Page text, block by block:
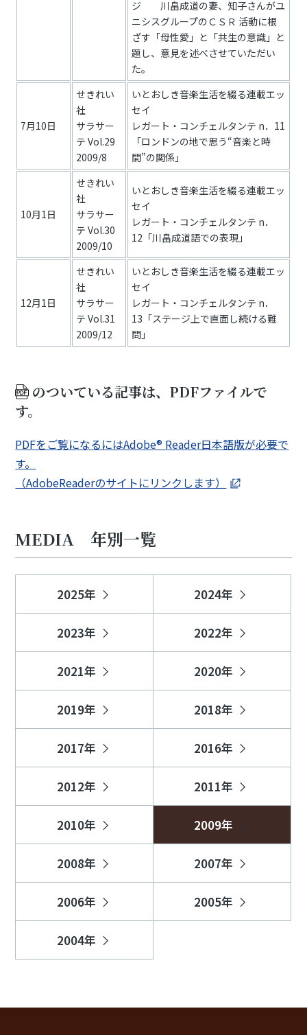
ジ 川畠成道の妻、知子さんがユ
ニシスグループのＣＳＲ 活動に根
ざす「母性愛」と「共生の意識」と
題し、意見を述べさせていただい
た。
7月10日
せきれい
社
サラサー
テ Vol.29
2009/8
いとおしき音楽生活を綴る連載エッ
セイ
レガート・コンチェルタンテ n．11
「ロンドンの地で思う“音楽と時
間”の関係」
10月1日
せきれい
社
サラサー
テ Vol.30
2009/10
いとおしき音楽生活を綴る連載エッ
セイ
レガート・コンチェルタンテ n．
12「川畠成道語での表現」
12月1日
せきれい
社
サラサー
テ Vol.31
2009/12
いとおしき音楽生活を綴る連載エッ
セイ
レガート・コンチェルタンテ n．
13「ステージ上で直面し続ける難
問」
のついている記事は、PDFファイルで
す。
PDFをご覧になるにはAdobe® Reader日本語版が必要で
す。
（AdobeReaderのサイトにリンクします）
MEDIA 年別一覧
2025年 2024年
2023年 2022年
2021年 2020年
2019年 2018年
2017年 2016年
2012年 2011年
2010年 2009年
2008年 2007年
2006年 2005年
2004年